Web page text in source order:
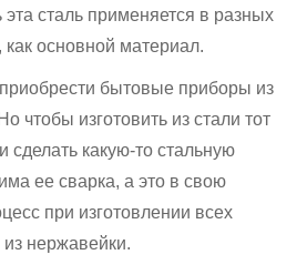
сталь применяется в разных
основной материал.
бытовые приборы из
чтобы изготовить из стали тот
сделать какую-то стальную
ее сварка, а это в свою
при изготовлении всех
нержавейки.